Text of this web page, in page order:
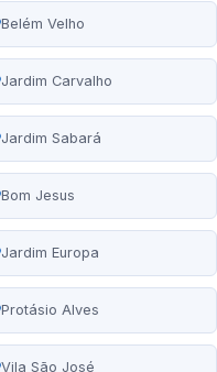
Belém Velho
Jardim Carvalho
Jardim Sabará
Bom Jesus
Jardim Europa
Protásio Alves
Vila São José